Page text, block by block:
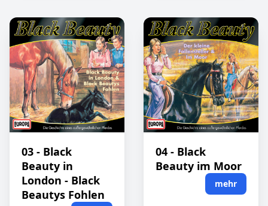
03 - Black
Beauty in
London - Black
Beautys Fohlen
04 - Black
Beauty im Moor
mehr